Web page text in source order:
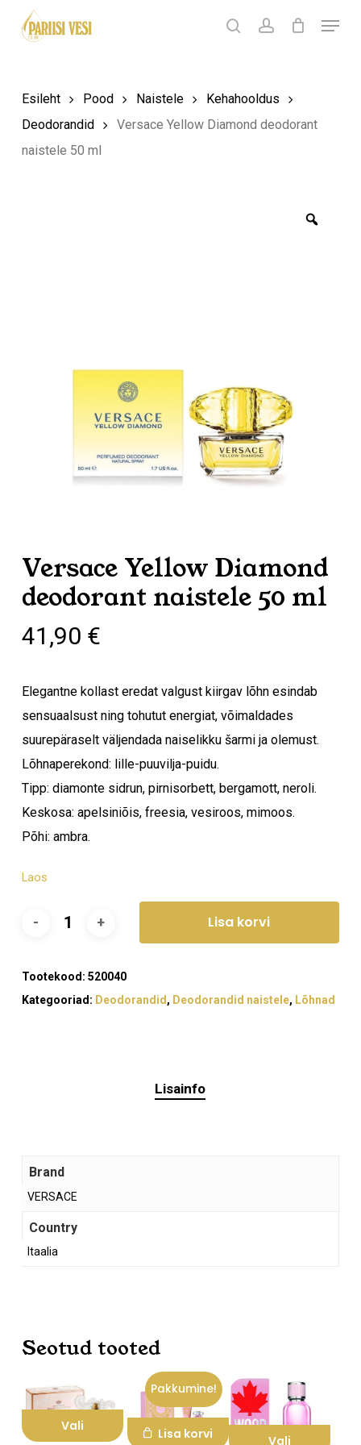
Products
search
searchaccount
Menu
Ostukorv
Ostukorvis ei ole tooteid.
Esileht Pood Naistele
Kehahooldus
Deodorandid
Versace Yellow Diamond deodorant
naistele 50 ml
Versace Yellow Diamond
deodorant naistele 50 ml
41,90 €
Elegantne kollast eredat valgust kiirgav lõhn esindab
sensuaalsust ning tohutut energiat, võimaldades
suurepäraselt väljendada naiselikku šarmi ja olemust.
Lõhnaperekond: lille-puuvilja-puidu.
Tipp: diamonte sidrun, pirnisorbett, bergamott, neroli.
Keskosa: apelsiniõis, freesia, vesiroos, mimoos.
Põhi: ambra.
Laos
Lisa korvi
Tootekood: 520040
Kategooriad: Deodorandid , Deodorandid naistele, Lõhnad
Lisainfo
Brand
VERSACE
Country
Itaalia
Seotud tooted
Vali
Pakkumine!
Lisa korvi Vali